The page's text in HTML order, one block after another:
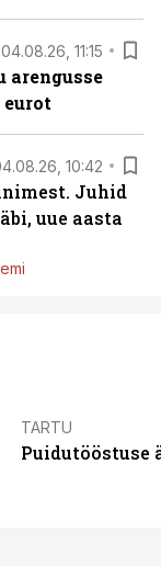
04.08.26, 11:15
10:42
Juhid
uue aasta
TARTU
Puidutööstuse